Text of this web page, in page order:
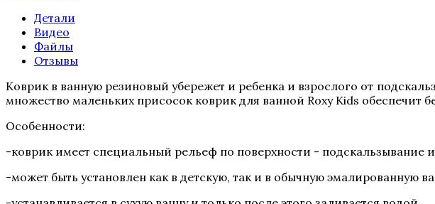
Детали
Видео
Файлы
Отзывы
Коврик в ванную резиновый убережет и ребенка и взрослого от
множество маленьких присосок коврик для ванной Roxy Kids обеспечит
Особенности:
-коврик имеет специальный рельеф по поверхности - подскальзывание
-может быть установлен как в детскую, так и в обычную эмалированную